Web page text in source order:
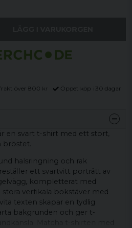
över 800 kr Öppet köp i 30 dagar
en svart t-shirt med ett stort,
bröstet.
halsringning och rak
ett svartvitt porträtt av
kompletterat med
vertikala bokstäver med
texten skapar en tydlig
bakgrunden och ger t-